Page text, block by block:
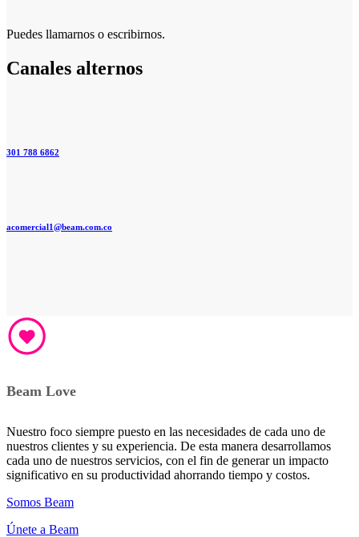
Puedes llamarnos o escribirnos.
Canales alternos
301 788 6862
acomercial1@beam.com.co
Beam Love
Nuestro foco siempre puesto en las necesidades de cada uno de
nuestros clientes y su experiencia. De esta manera desarrollamos
cada uno de nuestros servicios, con el fin de generar un impacto
significativo en su productividad ahorrando tiempo y costos.
Somos Beam
Únete a Beam